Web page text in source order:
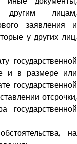
другим лицам,
заявления и
у других лиц,
государственной
и в размере или
государственной
отсрочки,
государственной
на